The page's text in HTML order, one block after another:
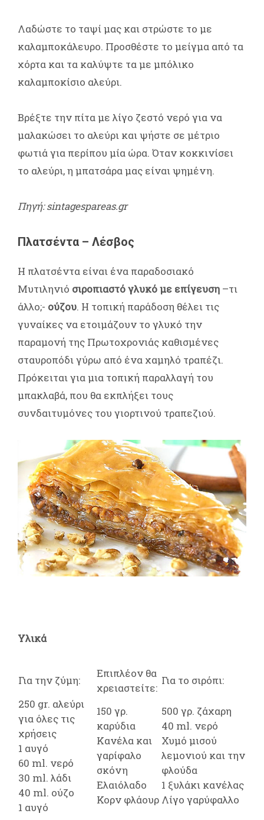
Λαδώστε το ταψί μας και στρώστε το με
καλαμποκάλευρο. Προσθέστε το μείγμα από τα
χόρτα και τα καλύψτε τα με μπόλικο
καλαμποκίσιο αλεύρι.
Βρέξτε την πίτα με λίγο ζεστό νερό για να
μαλακώσει το αλεύρι και ψήστε σε μέτριο
φωτιά για περίπου μία ώρα. Όταν κοκκινίσει
το αλεύρι, η μπατσάρα μας είναι ψημένη.
Πηγή: sintagespareas.gr
Πλατσέντα – Λέσβος
Η πλατσέντα είναι ένα παραδοσιακό
Μυτιληνιό σιροπιαστό γλυκό με επίγευση –τι
άλλο;- ούζου. Η τοπική παράδοση θέλει τις
γυναίκες να ετοιμάζουν το γλυκό την
παραμονή της Πρωτοχρονιάς καθισμένες
σταυροπόδι γύρω από ένα χαμηλό τραπέζι.
Πρόκειται για μια τοπική παραλλαγή του
μπακλαβά, που θα εκπλήξει τους
συνδαιτυμόνες του γιορτινού τραπεζιού.
Υλικά
Για την ζύμη:
Επιπλέον θα
χρειαστείτε:
Για το σιρόπι:
250 gr. αλεύρι
για όλες τις
χρήσεις
1 αυγό
60 ml. νερό
30 ml. λάδι
40 ml. ούζο
1 αυγό
150 γρ.
καρύδια
Κανέλα και
γαρίφαλο
σκόνη
Ελαιόλαδο
Κορν φλάουρ
500 γρ. ζάχαρη
40 ml. νερό
Χυμό μισού
λεμονιού και την
φλούδα
1 ξυλάκι κανέλας
Λίγο γαρύφαλλο